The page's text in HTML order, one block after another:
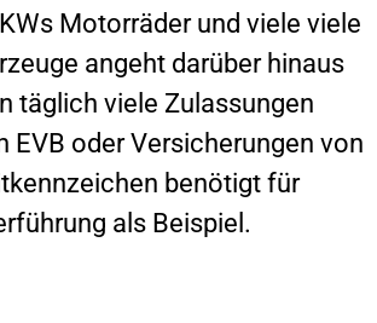
Motorräder und viele viele
angeht darüber hinaus
täglich viele Zulassungen
EVB oder Versicherungen von
benötigt für
als Beispiel.